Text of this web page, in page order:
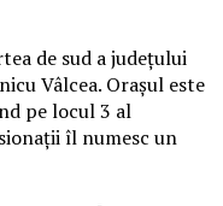
de sud a județului
Vâlcea. Orașul este
pe locul 3 al
îl numesc un